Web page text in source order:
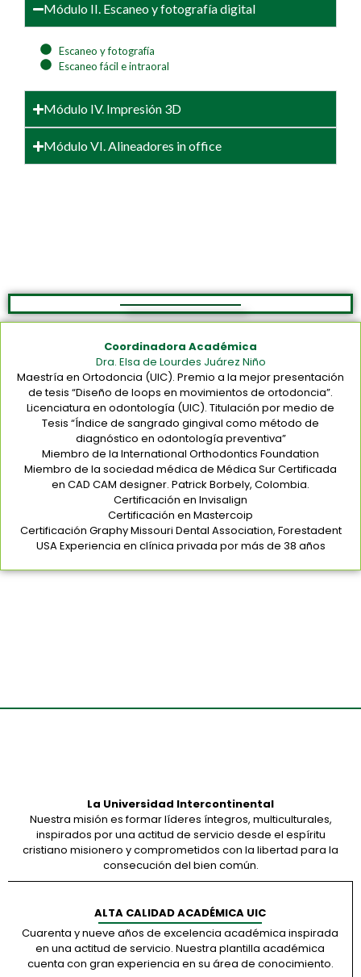
Módulo II. Escaneo y fotografía digital
Escaneo y fotografía
Escaneo fácil e intraoral
Módulo IV. Impresión 3D
Módulo VI. Alineadores in office
Coordinadora Académica
Dra. Elsa de Lourdes Juárez Niño
Maestría en Ortodoncia (UIC). Premio a la mejor presentación
de tesis “Diseño de loops en movimientos de ortodoncia”.
Licenciatura en odontología (UIC). Titulación por medio de
Tesis “Índice de sangrado gingival como método de
diagnóstico en odontología preventiva”
Miembro de la International Orthodontics Foundation
Miembro de la sociedad médica de Médica Sur Certificada
en CAD CAM designer. Patrick Borbely, Colombia.
Certificación en Invisalign
Certificación en Mastercoip
Certificación Graphy Missouri Dental Association, Forestadent
USA Experiencia en clínica privada por más de 38 años
La Universidad Intercontinental
Nuestra misión es formar líderes íntegros, multiculturales,
inspirados por una actitud de servicio desde el espíritu
cristiano misionero y comprometidos con la libertad para la
consecución del bien común.
ALTA CALIDAD ACADÉMICA UIC
Cuarenta y nueve años de excelencia académica inspirada
en una actitud de servicio. Nuestra plantilla académica
cuenta con gran experiencia en su área de conocimiento.